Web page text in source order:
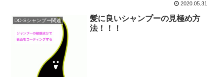
2020.05.31
DO-Sシャンプー関連
髪に良いシャンプーの見極め方
法！！！